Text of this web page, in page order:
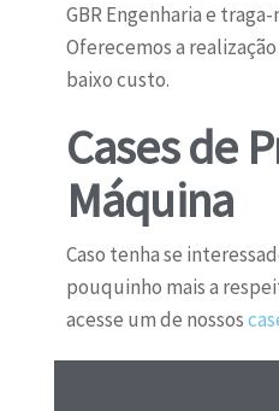
GBR Engenharia e
Oferecemos a
baixo custo.
Cases de
Máquina
Caso tenha se
pouquinho mais a
acesse um de nossos